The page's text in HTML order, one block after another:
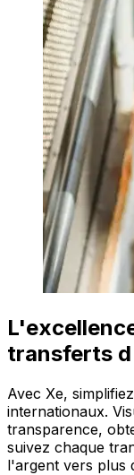
transferts
Avec Xe,
internationaux.
transparence,
suivez chaque
l'argent vers plus